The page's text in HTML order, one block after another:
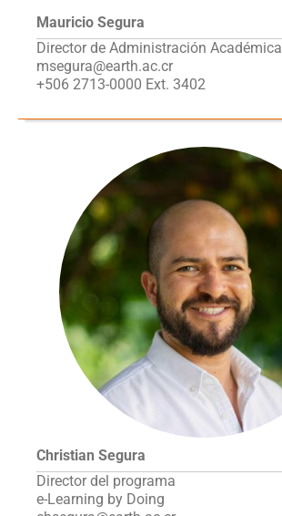
Mauricio Segura
Director de Administración Académica
msegura@earth.ac.cr
+506 2713-0000 Ext. 3402
Christian Segura
Director del programa
e-Learning by Doing